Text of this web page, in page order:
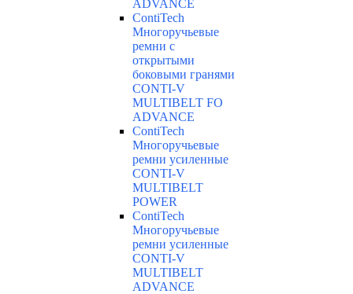
ADVANCE
ContiTech
Многоручьевые
ремни с
открытыми
боковыми гранями
CONTI-V
MULTIBELT FO
ADVANCE
ContiTech
Многоручьевые
ремни усиленные
CONTI-V
MULTIBELT
POWER
ContiTech
Многоручьевые
ремни усиленные
CONTI-V
MULTIBELT
ADVANCE